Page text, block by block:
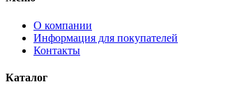
О компании
Информация для покупателей
Контакты
Каталог